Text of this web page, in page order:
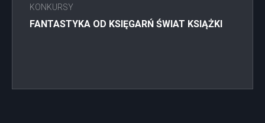
KONKURSY
FANTASTYKA OD KSIĘGARŃ ŚWIAT KSIĄŻKI